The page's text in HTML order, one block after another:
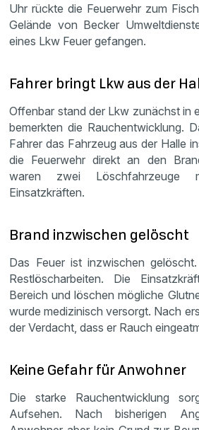
Uhr rückte die Feuerwehr zum
Gelände von Becker
eines Lkw Feuer gefangen.
Fahrer bringt Lkw aus der
Offenbar stand der Lkw zunächst in
bemerkten die Rauchentwicklung.
Fahrer das Fahrzeug aus der Halle
die Feuerwehr direkt an den
waren zwei Löschfahrzeuge
Einsatzkräften.
Brand inzwischen gelöscht
Das Feuer ist inzwischen
Restlöscharbeiten. Die
Bereich und löschen mögliche
wurde medizinisch versorgt. Nach
der Verdacht, dass er Rauch
Keine Gefahr für Anwohner
Die starke Rauchentwicklung
Aufsehen. Nach bisherigen